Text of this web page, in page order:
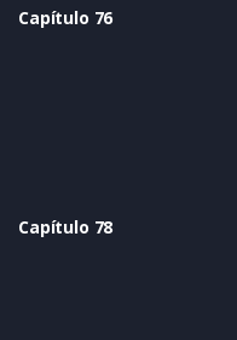
Capítulo 76
Capítulo 78